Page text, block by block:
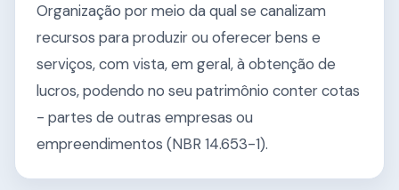
Organização por meio da qual se canalizam
recursos para produzir ou oferecer bens e
serviços, com vista, em geral, à obtenção de
lucros, podendo no seu patrimônio conter cotas
- partes de outras empresas ou
empreendimentos (NBR 14.653-1).